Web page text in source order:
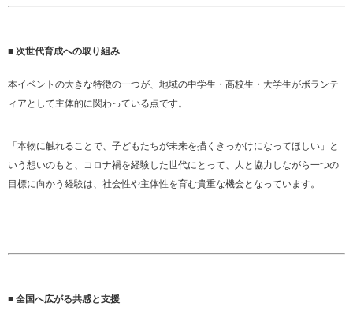
■ 次世代育成への取り組み
本イベントの大きな特徴の一つが、地域の中学生・高校生・大学生がボランテ
ィアとして主体的に関わっている点です。
「本物に触れることで、子どもたちが未来を描くきっかけになってほしい」と
いう想いのもと、コロナ禍を経験した世代にとって、人と協力しながら一つの
目標に向かう経験は、社会性や主体性を育む貴重な機会となっています。
■ 全国へ広がる共感と支援